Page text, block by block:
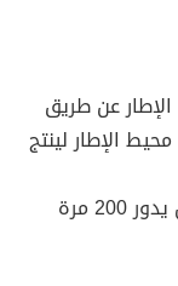
عن طريق
الإطار لينتج
1.76/352 = 200 مرة؛ أي يجب للإطار أن يدور 200 مرة